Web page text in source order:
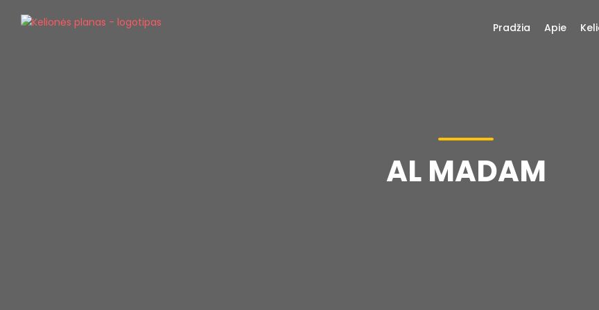
AL MADAM
Pradžia Apie